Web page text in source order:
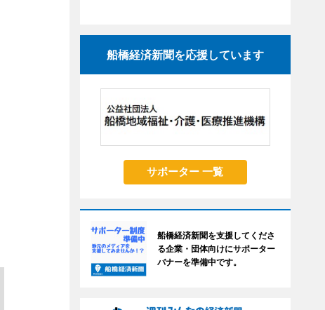
船橋経済新聞を応援しています
サポーター 一覧
船橋経済新聞を支援してくださ
る企業・団体向けにサポーター
バナーを準備中です。